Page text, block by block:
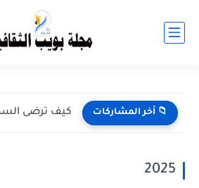
📁 أخر المشاركات
2025